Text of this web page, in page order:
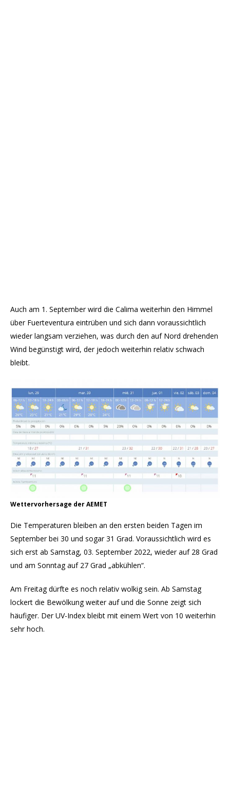
Auch am 1. September wird die Calima weiterhin den Himmel
über Fuerteventura eintrüben und sich dann voraussichtlich
wieder langsam verziehen, was durch den auf Nord drehenden
Wind begünstigt wird, der jedoch weiterhin relativ schwach
bleibt.
Wettervorhersage der AEMET
Die Temperaturen bleiben an den ersten beiden Tagen im
September bei 30 und sogar 31 Grad. Voraussichtlich wird es
sich erst ab Samstag, 03. September 2022, wieder auf 28 Grad
und am Sonntag auf 27 Grad „abkühlen“.
Am Freitag dürfte es noch relativ wolkig sein. Ab Samstag
lockert die Bewölkung weiter auf und die Sonne zeigt sich
häufiger. Der UV-Index bleibt mit einem Wert von 10 weiterhin
sehr hoch.